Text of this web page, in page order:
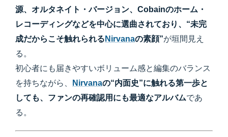
源、オルタネイト・バージョン、Cobainのホーム・
レコーディングなどを中心に選曲されており、“未完
成だからこそ触れられる Nirvanaの素顔”が垣間見え
る。
初心者にも届きやすいボリューム感と編集のバランス
を持ちながら、
Nirvanaの“内面史”に触れる第一歩と
しても、ファンの再確認用にも最適なアルバムであ
る。